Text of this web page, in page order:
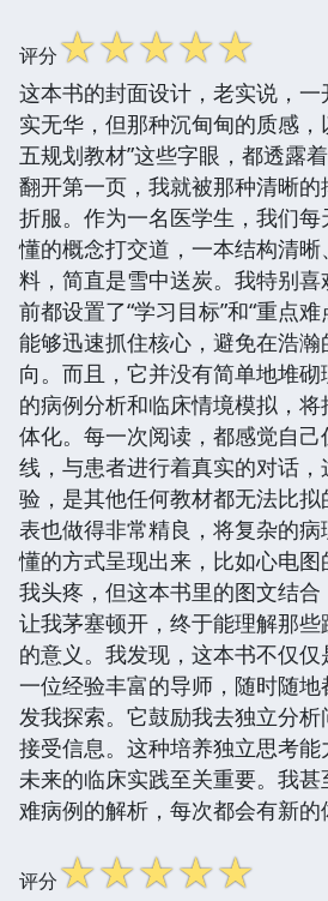
评分☆☆☆☆☆
这本书的封面设计，老实说，
实无华，但那种沉甸甸的质感，
五规划教材”这些字眼，都透露
翻开第一页，我就被那种清晰
折服。作为一名医学生，我们
懂的概念打交道，一本结构清
料，简直是雪中送炭。我特别
前都设置了“学习目标”和“重点
能够迅速抓住核心，避免在浩
向。而且，它并没有简单地堆
的病例分析和临床情境模拟，
体化。每一次阅读，都感觉自
线，与患者进行着真实的对话
验，是其他任何教材都无法比
表也做得非常精良，将复杂的
懂的方式呈现出来，比如心电
我头疼，但这本书里的图文结合
让我茅塞顿开，终于能理解那
的意义。我发现，这本书不仅
一位经验丰富的导师，随时随
发我探索。它鼓励我去独立分
接受信息。这种培养独立思考
未来的临床实践至关重要。我
难病例的解析，每次都会有新的
评分☆☆☆☆☆